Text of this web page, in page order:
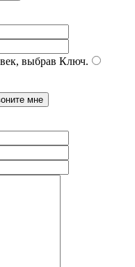
выбрав Ключ.